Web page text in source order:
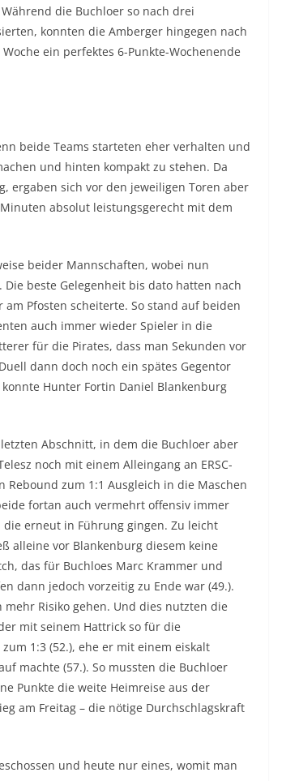
die Buchloer so nach drei
konnten die Amberger hingegen nach
ein perfektes 6-Punkte-Wochenende
beide Teams starteten eher verhalten und
und hinten kompakt zu stehen. Da
ergaben sich vor den jeweiligen Toren aber
absolut leistungsgerecht mit dem
beider Mannschaften, wobei nun
beste Gelegenheit bis dato hatten nach
Pfosten scheiterte. So stand auf beiden
auch immer wieder Spieler in die
für die Pirates, dass man Sekunden vor
dann doch noch ein spätes Gegentor
Hunter Fortin Daniel Blankenburg
Abschnitt, in dem die Buchloer aber
noch mit einem Alleingang an ERSC-
Rebound zum 1:1 Ausgleich in die Maschen
fortan auch vermehrt offensiv immer
erneut in Führung gingen. Zu leicht
alleine vor Blankenburg diesem keine
das für Buchloes Marc Krammer und
dann jedoch vorzeitig zu Ende war (49.).
Risiko gehen. Und dies nutzten die
mit seinem Hattrick so für die
1:3 (52.), ehe er mit einem eiskalt
machte (57.). So mussten die Buchloer
Punkte die weite Heimreise aus der
am Freitag – die nötige Durchschlagskraft
und heute nur eines, womit man